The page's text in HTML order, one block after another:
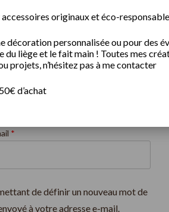
*Obligatoire
de définir un nouveau mot de
à votre adresse e-mail.
originaux et éco-
décoration personnalisée ou pour des
du liège et le fait main ! Toutes mes
projets, n’hésitez pas à me contacter
d’achat